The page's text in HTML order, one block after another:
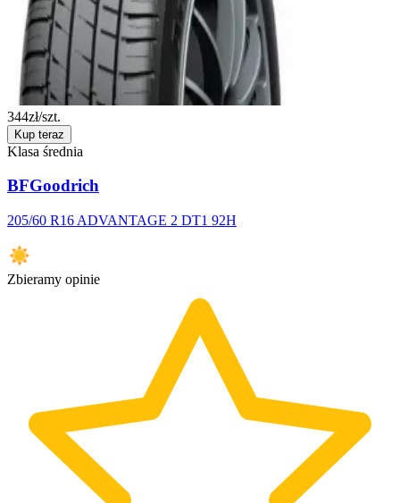
344zł/szt.
Kup teraz
Klasa średnia
BFGoodrich
205/60 R16 ADVANTAGE 2 DT1 92H
Zbieramy opinie